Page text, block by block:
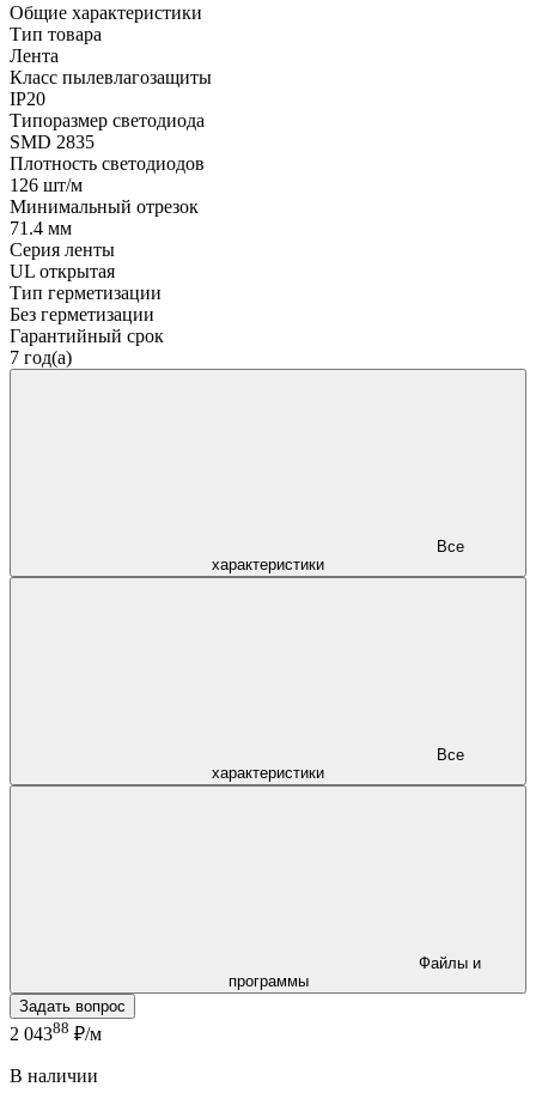
Общие характеристики
Тип товара
Лента
Класс пылевлагозащиты
IP20
Типоразмер светодиода
SMD 2835
Плотность светодиодов
126 шт/м
Минимальный отрезок
71.4 мм
Серия ленты
UL открытая
Тип герметизации
Без герметизации
Гарантийный срок
7 год(а)
характеристики
характеристики
программы
Задать вопрос
2 04388 ₽/м
В наличии